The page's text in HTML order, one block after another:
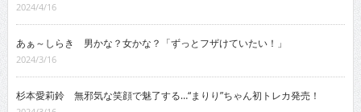
2024/4/16
あぁ～しらき 男かな？女かな？「ずっとフザけていたい！」
2024/3/16
杉本愛莉鈴 無邪気な笑顔で魅了する…“まりり”ちゃん初トレカ発売！